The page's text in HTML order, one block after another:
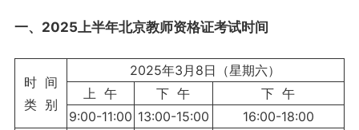
一、2025上半年北京教师资格证考试时间
时 间
类 别
2025年3月8日（星期六）
上 午
下 午
下 午
9:00-11:00 13:00-15:00 16:00-18:00